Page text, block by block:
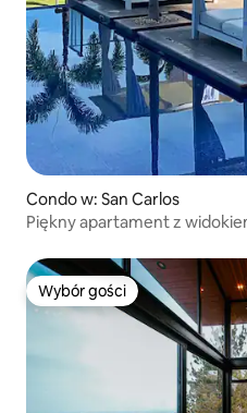
Condo w: San Carlos
Piękny apartament z
Wybór gości
Wybór gości